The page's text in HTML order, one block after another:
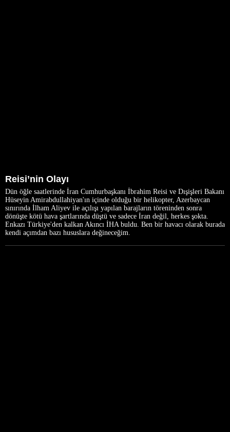
Reisi’nin Olayı
Dün öğle saatlerinde İran Cumhurbaşkanı İbrahim Reisi ve Dışişleri Bakanı
Hüseyin Amirabdullahiyan'ın içinde olduğu bir helikopter, Azerbaycan
sınırında İlham Aliyev ile açılışı yapılan barajların töreninden sonra
dönüşte kötü hava şartlarında düştü ve sadece İran değil, herkes şokta.
Enkazı Türkiye'den kalkan Akıncı İHA buldu. Ben bir havacı olarak burada
kendi açımdan bazı hususlara değineceğim.